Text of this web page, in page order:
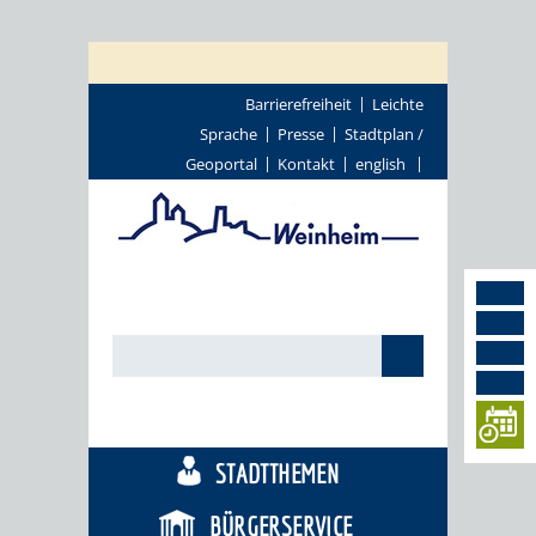
Barrierefreiheit
Leichte
Sprache
Presse
Stadtplan /
Geoportal
Kontakt english
STADTTHEMEN
BÜRGERSERVICE